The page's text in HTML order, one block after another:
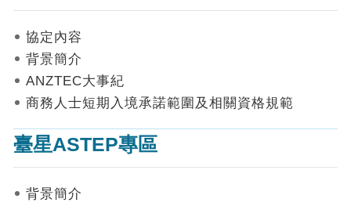
統
數
據
首
網
站
覽
協定內容
背景簡介
ANZTEC大事紀
商務人士短期入境承諾範圍及相關資格規範
臺星ASTEP專區
背景簡介